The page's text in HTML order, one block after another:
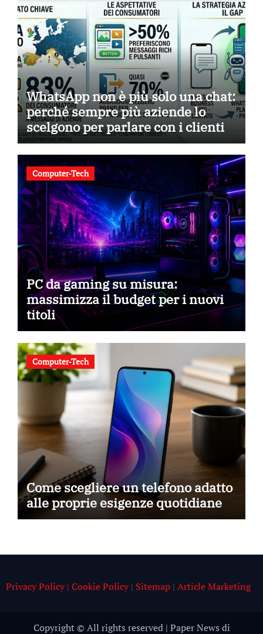
WhatsApp non è più solo una chat:
perché sempre più aziende lo
scelgono per parlare con i clienti
Computer-Tech
PC da gaming su misura:
massimizza il budget per i nuovi
titoli
Computer-Tech
Come scegliere un telefono adatto
alle proprie esigenze quotidiane
Privacy Policy | Cookie Policy| Sitemap| Article Marketing
Copyright © All rights reserved | Paper News di